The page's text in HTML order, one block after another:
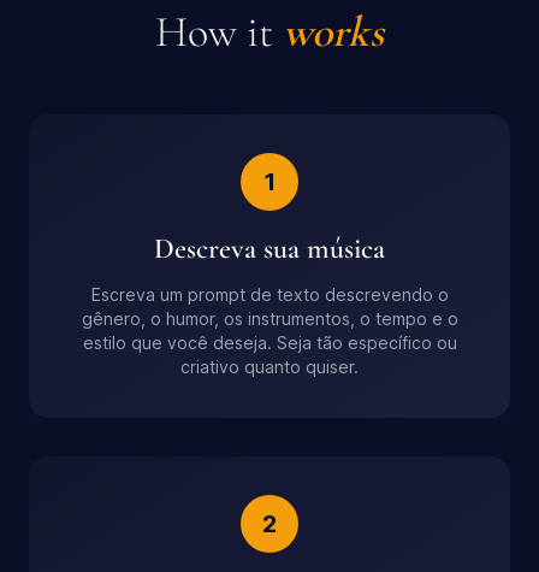
How it works
1
Descreva sua música
Escreva um prompt de texto descrevendo o
gênero, o humor, os instrumentos, o tempo e o
estilo que você deseja. Seja tão específico ou
criativo quanto quiser.
2